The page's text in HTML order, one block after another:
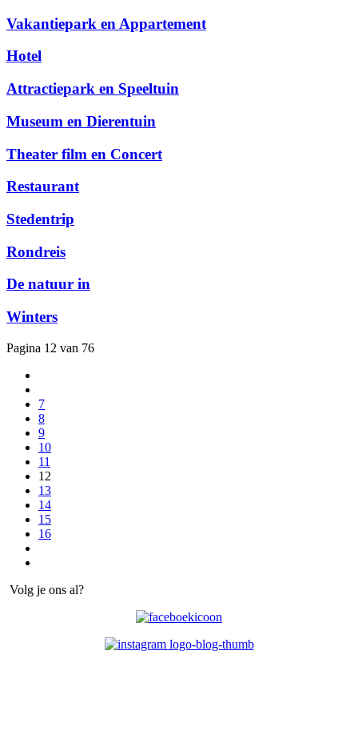
Vakantiepark en Appartement
Hotel
Attractiepark en Speeltuin
Museum en Dierentuin
Theater film en Concert
Restaurant
Stedentrip
Rondreis
De natuur in
Winters
Pagina 12 van 76
7
8
9
10
11
12
13
14
15
16
Volg je ons al?